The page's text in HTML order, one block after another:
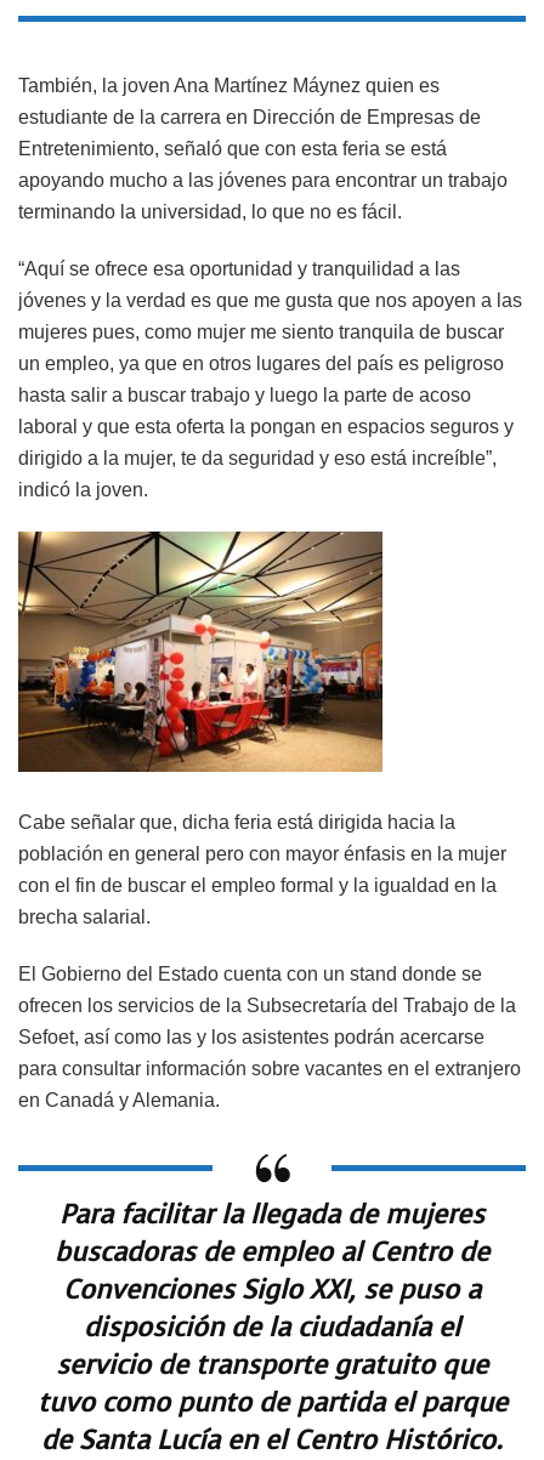
También, la joven Ana Martínez Máynez quien es
estudiante de la carrera en Dirección de Empresas de
Entretenimiento, señaló que con esta feria se está
apoyando mucho a las jóvenes para encontrar un trabajo
terminando la universidad, lo que no es fácil.
“Aquí se ofrece esa oportunidad y tranquilidad a las
jóvenes y la verdad es que me gusta que nos apoyen a las
mujeres pues, como mujer me siento tranquila de buscar
un empleo, ya que en otros lugares del país es peligroso
hasta salir a buscar trabajo y luego la parte de acoso
laboral y que esta oferta la pongan en espacios seguros y
dirigido a la mujer, te da seguridad y eso está increíble”,
indicó la joven.
Cabe señalar que, dicha feria está dirigida hacia la
población en general pero con mayor énfasis en la mujer
con el fin de buscar el empleo formal y la igualdad en la
brecha salarial.
El Gobierno del Estado cuenta con un stand donde se
ofrecen los servicios de la Subsecretaría del Trabajo de la
Sefoet, así como las y los asistentes podrán acercarse
para consultar información sobre vacantes en el extranjero
en Canadá y Alemania.
Para facilitar la llegada de mujeres
buscadoras de empleo al Centro de
Convenciones Siglo XXI, se puso a
disposición de la ciudadanía el
servicio de transporte gratuito que
tuvo como punto de partida el parque
de Santa Lucía en el Centro Histórico.